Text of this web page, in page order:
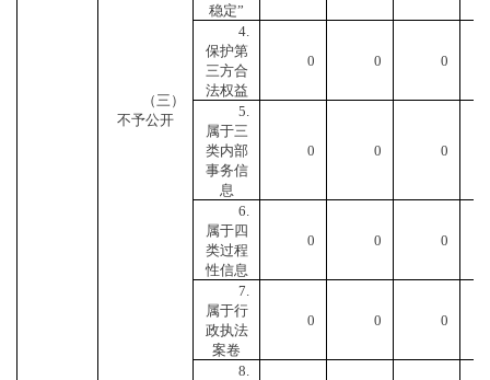
（三）
不予公开
稳定”
4.
保护第
三方合
法权益
0 0 0
5.
属于三
类内部
事务信
息
0 0 0
6.
属于四
类过程
性信息
0 0 0
7.
属于行
政执法
案卷
0 0 0
8.